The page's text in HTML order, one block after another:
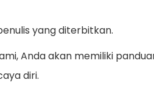
yang diterbitkan.
Anda akan memiliki
diri.